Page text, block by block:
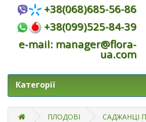
+38(068)685-56-86
+38(099)525-84-39
e-mail: manager@flora-
ua.com
Категорії
ПЛОДОВІ
САДЖАНЦІ